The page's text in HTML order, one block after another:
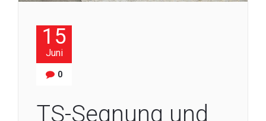
15
Juni
0
TS-Segnung und